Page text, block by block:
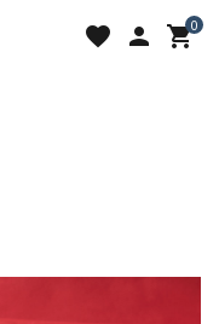
favorite person 0
shopping_cart